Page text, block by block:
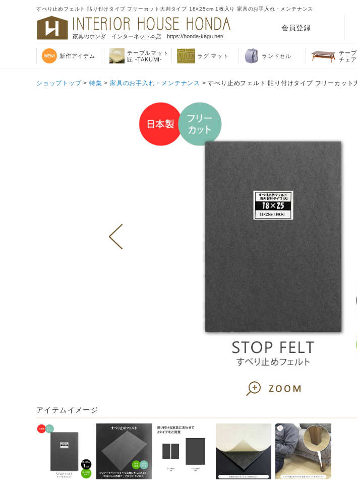
すべり止めフェルト 貼り付けタイプ フリーカット大判タイプ 18×25cm 1枚入り 家具のお手入れ・メンテナンス
家具のホンダ インターネット本店 https://honda-kagu.net/
会員登録
新作アイテム
テーブルマット
匠 -TAKUMI-
ラグ マット ランドセル
テー
チェア
ショップトップ> 特集 > 家具のお手入れ・メンテナンス > すべり止めフェルト 貼り付けタイプ フリーカッ
アイテムイメージ